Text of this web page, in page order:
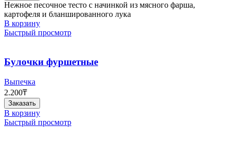
Нежное песочное тесто с начинкой из мясного фарша,
картофеля и бланшированного лука
В корзину
Быстрый просмотр
Булочки фуршетные
Выпечка
2.200₸
Заказать
В корзину
Быстрый просмотр